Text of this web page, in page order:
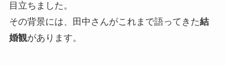
目立ちました。
その背景には、田中さんがこれまで語ってきた結
婚観があります。